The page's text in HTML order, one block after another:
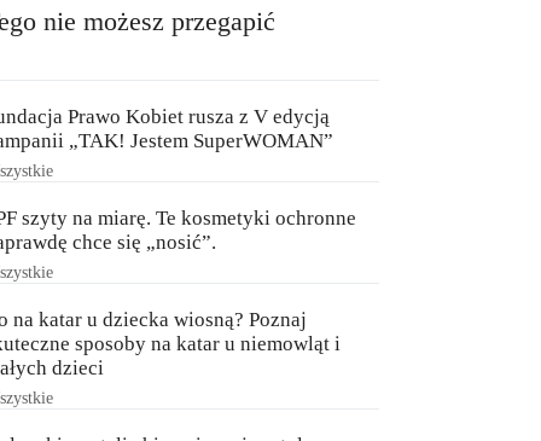
nie możesz przegapić
Prawo Kobiet rusza z V edycją
„TAK! Jestem SuperWOMAN”
szyty na miarę. Te kosmetyki ochronne
chce się „nosić”.
na katar u dziecka wiosną? Poznaj
sposoby na katar u niemowląt i
dzieci